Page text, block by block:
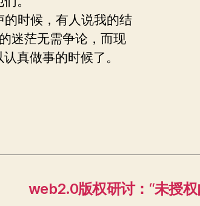
时候，有人说我的结
迷茫无需争论，而现
真做事的时候了。
web2.0版权研讨：“未授权